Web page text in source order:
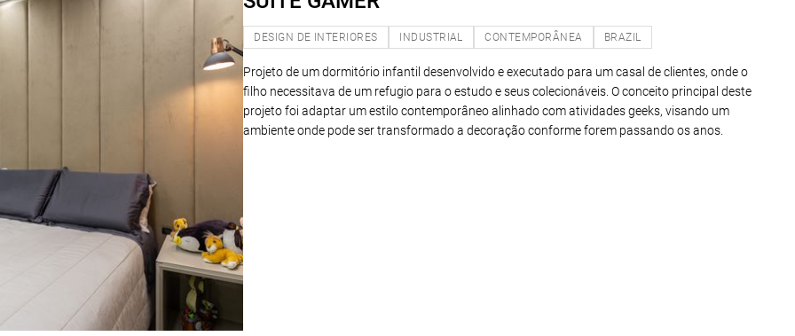
DESIGN DE INTERIORES INDUSTRIAL CONTEMPORÂNEA BRAZIL
Projeto de um dormitório infantil desenvolvido e executado para um casal de clientes, onde o
filho necessitava de um refugio para o estudo e seus colecionáveis. O conceito principal deste
projeto foi adaptar um estilo contemporâneo alinhado com atividades geeks, visando um
ambiente onde pode ser transformado a decoração conforme forem passando os anos.